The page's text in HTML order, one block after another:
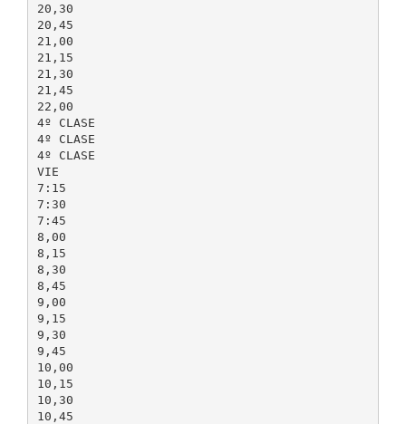
20,30
20,45
21,00
21,15
21,30
21,45
22,00
4º CLASE
4º CLASE
4º CLASE
VIE
7:15
7:30
7:45
8,00
8,15
8,30
8,45
9,00
9,15
9,30
9,45
10,00
10,15
10,30
10,45